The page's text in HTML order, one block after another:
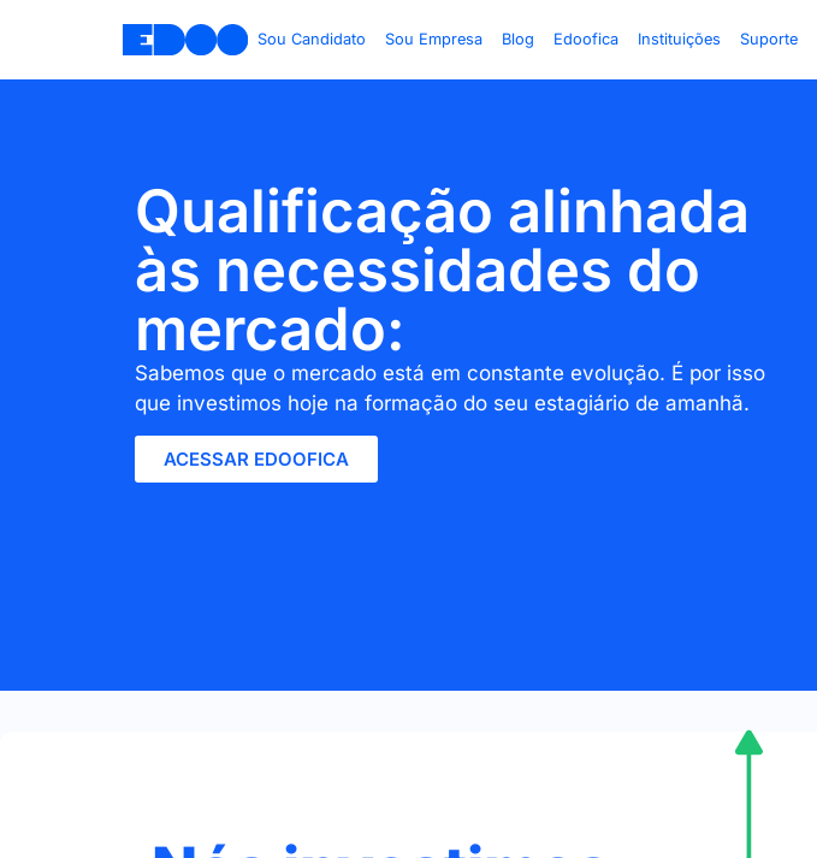
Sou Candidato Sou Empresa Blog Edoofica Instituições Suporte
Qualificação alinhada
às necessidades do
mercado:
Sabemos que o mercado está em constante evolução. É por isso
que investimos hoje na formação do seu estagiário de amanhã.
ACESSAR EDOOFICA